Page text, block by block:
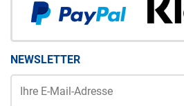
NEWSLETTER